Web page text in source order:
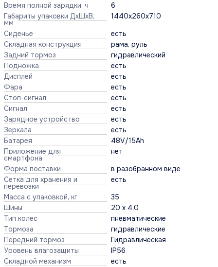
Время полной зарядки, ч
6
Габариты упаковки ДхШхВ,
мм
1440x260x710
Сиденье
есть
Складная конструкция
рама, руль
Задний тормоз
гидравлический
Подножка
есть
Дисплей
есть
Фара
есть
Стоп-сигнал
есть
Сигнал
есть
Зарядное устройство
есть
Зеркала
есть
Батарея
48V/15Ah
Приложение для
смартфона
нет
Форма поставки
в разобранном виде
Сетка для хранения и
перевозки
есть
Масса с упаковкой, кг
35
Шины
20 x 4.0
Тип колес
пневматические
Тормоза
гидравлические
Передний тормоз
Гидравлическая
Уровень влагозащиты
IP56
Складной механизм
есть